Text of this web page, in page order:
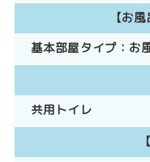
【お
基本部屋タイプ： お
共用トイレ